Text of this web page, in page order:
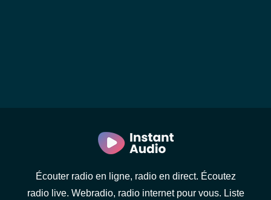
Écouter radio en ligne, radio en direct. Écoutez
radio live. Webradio, radio internet pour vous. Liste